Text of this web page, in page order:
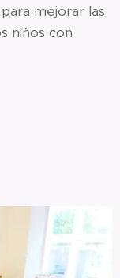
mejorar las
niños con